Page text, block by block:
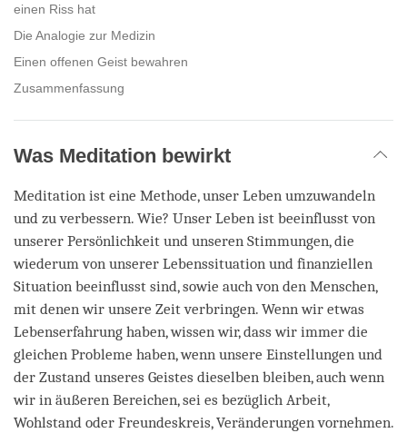
einen Riss hat
Die Analogie zur Medizin
Einen offenen Geist bewahren
Zusammenfassung
Was Meditation bewirkt
Meditation ist eine Methode, unser Leben umzuwandeln
und zu verbessern. Wie? Unser Leben ist beeinflusst von
unserer Persönlichkeit und unseren Stimmungen, die
wiederum von unserer Lebenssituation und finanziellen
Situation beeinflusst sind, sowie auch von den Menschen,
mit denen wir unsere Zeit verbringen. Wenn wir etwas
Lebenserfahrung haben, wissen wir, dass wir immer die
gleichen Probleme haben, wenn unsere Einstellungen und
der Zustand unseres Geistes dieselben bleiben, auch wenn
wir in äußeren Bereichen, sei es bezüglich Arbeit,
Wohlstand oder Freundeskreis, Veränderungen vornehmen.